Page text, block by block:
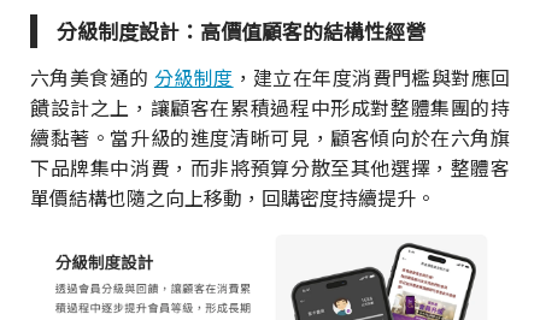
分級制度設計：高價值顧客的結構性經營
六角美食通的 分級制度 ，建立在年度消費門檻與對應回
饋設計之上，讓顧客在累積過程中形成對整體集團的持
續黏著。當升級的進度清晰可見，顧客傾向於在六角旗
下品牌集中消費，而非將預算分散至其他選擇，整體客
單價結構也隨之向上移動，回購密度持續提升。